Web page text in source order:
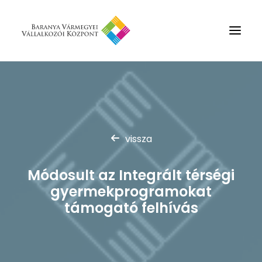
Rólunk
Szolgáltatások
Hírek
Partnerek
Kapcsolat
Keresés
vissza
Módosult az Integrált térségi
gyermekprogramokat
támogató felhívás